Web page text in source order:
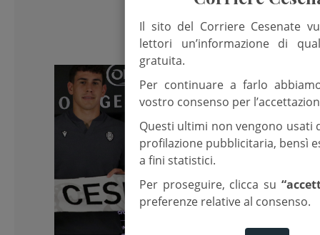
Il sito del Corriere Cesenate
lettori un’informazione di
gratuita.
Per continuare a farlo
vostro consenso per
Questi ultimi non vengono usati
profilazione pubblicitaria, bensì
a fini statistici.
Per proseguire, clicca su
preferenze relative al consenso.